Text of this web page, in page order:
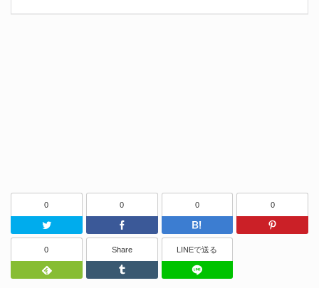
0
Twitter
0
Facebook
0
はてなブッ
0
0
Feedly
Share
Tumblr
LINEで送る